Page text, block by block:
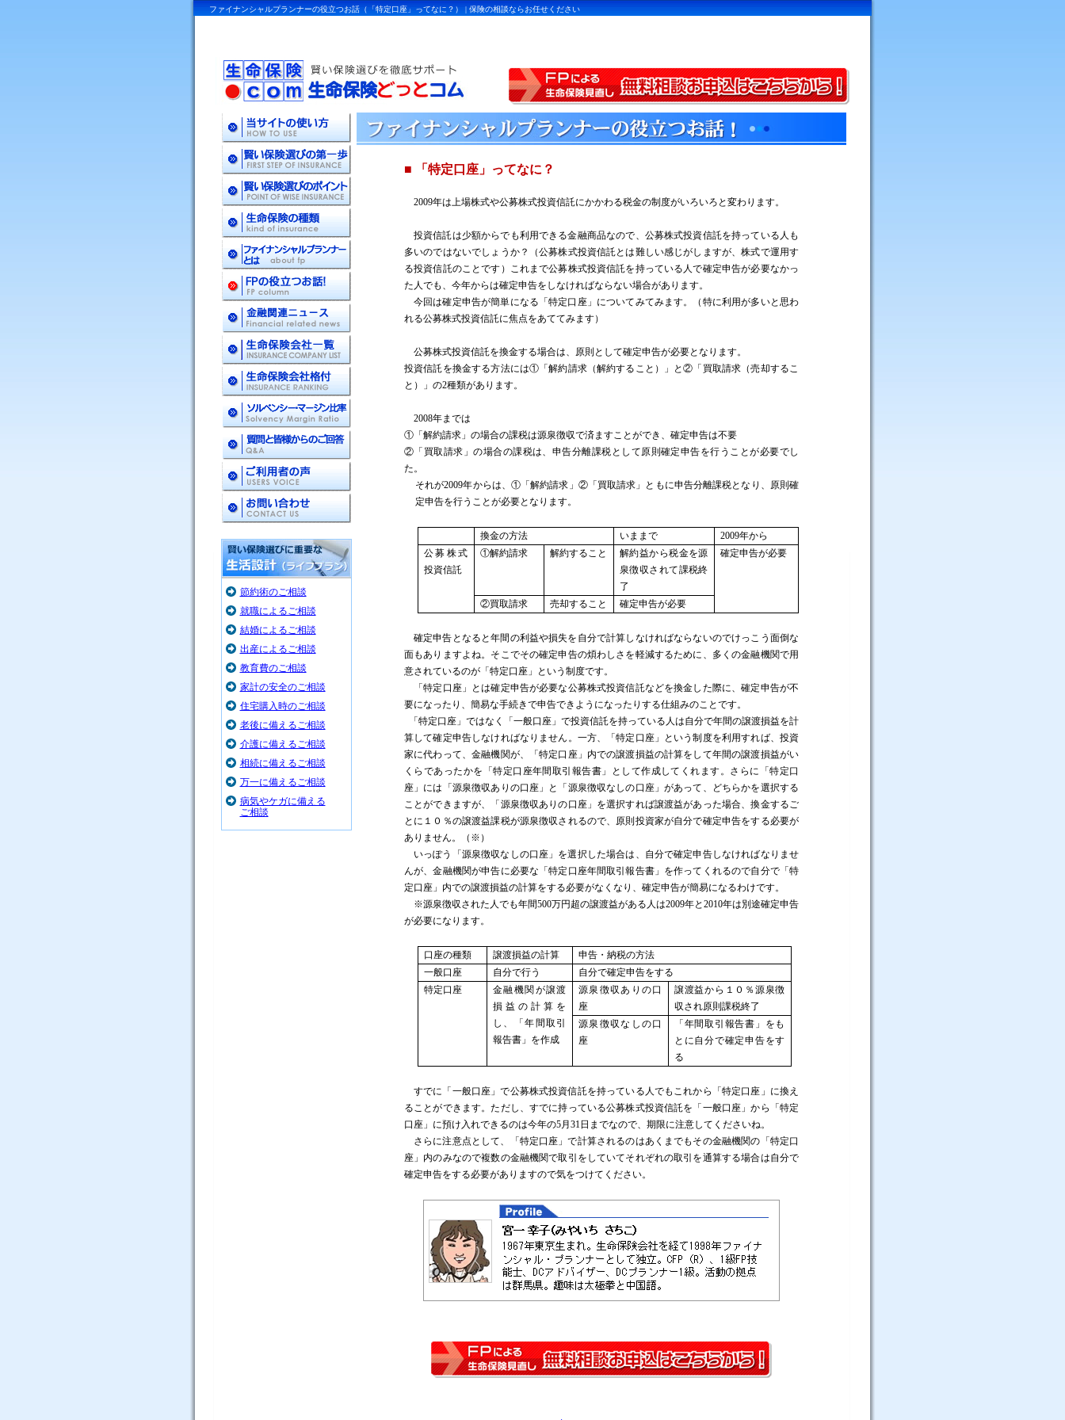
ファイナンシャルプランナーの役立つお話（「特定口座」ってなに？） | 保険の相談ならお任せください
節約術のご相談
就職によるご相談
結婚によるご相談
出産によるご相談
教育費のご相談
家計の安全のご相談
住宅購入時のご相談
老後に備えるご相談
介護に備えるご相談
相続に備えるご相談
万一に備えるご相談
病気やケガに備える
ご相談
■ 「特定口座」ってなに？
2009年は上場株式や公募株式投資信託にかかわる税金の制度がいろいろと変わります。
投資信託は少額からでも利用できる金融商品なので、公募株式投資信託を持っている人も
多いのではないでしょうか？（公募株式投資信託とは難しい感じがしますが、株式で運用す
る投資信託のことです）これまで公募株式投資信託を持っている人で確定申告が必要なかっ
た人でも、今年からは確定申告をしなければならない場合があります。
今回は確定申告が簡単になる「特定口座」についてみてみます。（特に利用が多いと思わ
れる公募株式投資信託に焦点をあててみます）
公募株式投資信託を換金する場合は、原則として確定申告が必要となります。
投資信託を換金する方法には①「解約請求（解約すること）」と②「買取請求（売却するこ
と）」の2種類があります。
2008年までは
①「解約請求」の場合の課税は源泉徴収で済ますことができ、確定申告は不要
②「買取請求」の場合の課税は、申告分離課税として原則確定申告を行うことが必要でし
た。
それが2009年からは、①「解約請求」②「買取請求」ともに申告分離課税となり、原則確
定申告を行うことが必要となります。
換金の方法 いままで 2009年から
公募株式
投資信託
①解約請求 解約すること
解約益から税金を源
泉徴収されて課税終
了
確定申告が必要
②買取請求 売却すること 確定申告が必要
確定申告となると年間の利益や損失を自分で計算しなければならないのでけっこう面倒な
面もありますよね。そこでその確定申告の煩わしさを軽減するために、多くの金融機関で用
意されているのが「特定口座」という制度です。
「特定口座」とは確定申告が必要な公募株式投資信託などを換金した際に、確定申告が不
要になったり、簡易な手続きで申告できようになったりする仕組みのことです。
「特定口座」ではなく「一般口座」で投資信託を持っている人は自分で年間の譲渡損益を計
算して確定申告しなければなりません。一方、「特定口座」という制度を利用すれば、投資
家に代わって、金融機関が、「特定口座」内での譲渡損益の計算をして年間の譲渡損益がい
くらであったかを「特定口座年間取引報告書」として作成してくれます。さらに「特定口
座」には「源泉徴収ありの口座」と「源泉徴収なしの口座」があって、どちらかを選択する
ことができますが、「源泉徴収ありの口座」を選択すれば譲渡益があった場合、換金するご
とに１０％の譲渡益課税が源泉徴収されるので、原則投資家が自分で確定申告をする必要が
ありません。（※）
いっぽう「源泉徴収なしの口座」を選択した場合は、自分で確定申告しなければなりませ
んが、金融機関が申告に必要な「特定口座年間取引報告書」を作ってくれるので自分で「特
定口座」内での譲渡損益の計算をする必要がなくなり、確定申告が簡易になるわけです。
※源泉徴収された人でも年間500万円超の譲渡益がある人は2009年と2010年は別途確定申告
が必要になります。
口座の種類 譲渡損益の計算
申告・納税の方法
一般口座
自分で行う
自分で確定申告をする
特定口座
金融機関が譲渡
損益の計算を
し、「年間取引
報告書」を作成
源泉徴収ありの口
座
譲渡益から１０％源泉徴
収され原則課税終了
源泉徴収なしの口
座
「年間取引報告書」をも
とに自分で確定申告をす
る
すでに「一般口座」で公募株式投資信託を持っている人でもこれから「特定口座」に換え
ることができます。ただし、すでに持っている公募株式投資信託を「一般口座」から「特定
口座」に預け入れできるのは今年の5月 31日までなので、期限に注意してくださいね。
さらに注意点として、「特定口座」で計算されるのはあくまでもその金融機関の「特定口
座」内のみなので複数の金融機関で取引をしていてそれぞれの取引を通算する場合は自分で
確定申告をする必要がありますので気をつけてください。